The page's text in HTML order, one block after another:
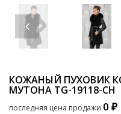
КОЖАНЫЙ ПУХОВИК
МУТОНА TG-19118-CH
последняя цена продажи 0 ₽